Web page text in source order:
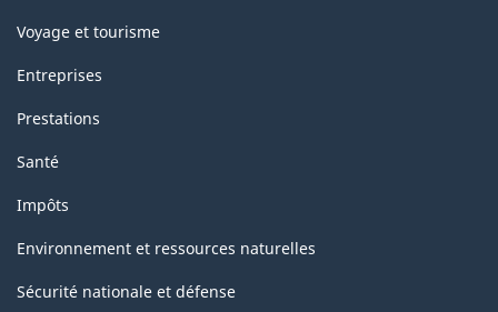
Voyage et tourisme
Entreprises
Prestations
Santé
Impôts
Environnement et ressources naturelles
Sécurité nationale et défense